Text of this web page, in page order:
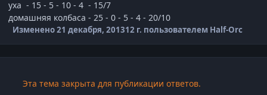
уха - 15 - 5 - 10 - 4 - 15/7
домашняя колбаса - 25 - 0 - 5 - 4 - 20/10
Изменено21 декабря, 201312 г. пользователем Half-Orc
Эта тема закрыта для публикации ответов.